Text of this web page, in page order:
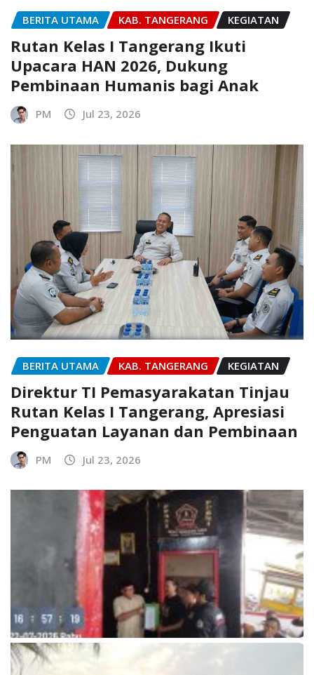
BERITA UTAMA KAB. TANGERANG KEGIATAN
Rutan Kelas I Tangerang Ikuti
Upacara HAN 2026, Dukung
Pembinaan Humanis bagi Anak
PM Jul 23, 2026
BERITA UTAMA KAB. TANGERANG KEGIATAN
Direktur TI Pemasyarakatan Tinjau
Rutan Kelas I Tangerang, Apresiasi
Penguatan Layanan dan Pembinaan
PM Jul 23, 2026